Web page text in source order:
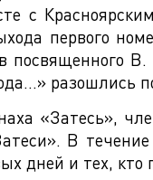
с
первого
посвященного
разошлись
«Затесь»,
В
дней и тех,